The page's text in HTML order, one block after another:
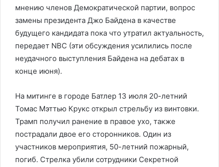
мнению членов Демократической партии, вопрос
замены президента Джо Байдена в качестве
будущего кандидата пока что утратил актуальность,
передает NBC (эти обсуждения усилились после
неудачного выступления Байдена на дебатах в
конце июня).
На митинге в городе Батлер 13 июля 20-летний
Томас Мэттью Крукс открыл стрельбу из винтовки.
Трамп получил ранение в правое ухо, также
пострадали двое его сторонников. Один из
участников мероприятия, 50-летний пожарный,
погиб. Стрелка убили сотрудники Секретной